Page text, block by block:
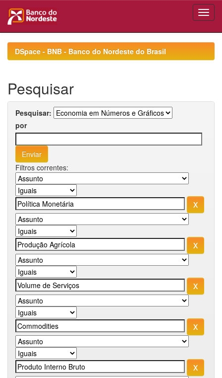
navigationDSpace - BNB - Banco do Nordeste do Brasil
Pesquisar
Pesquisar:
por
Filtros correntes: